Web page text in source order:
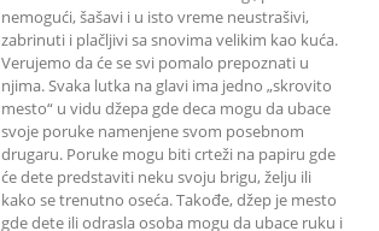
nemogući, šašavi i u isto vreme neustrašivi,
zabrinuti i plačljivi sa snovima velikim kao kuća.
Verujemo da će se svi pomalo prepoznati u
njima. Svaka lutka na glavi ima jedno „skrovito
mesto“ u vidu džepa gde deca mogu da ubace
svoje poruke namenjene svom posebnom
drugaru. Poruke mogu biti crteži na papiru gde
će dete predstaviti neku svoju brigu, želju ili
kako se trenutno oseća. Takođe, džep je mesto
gde dete ili odrasla osoba mogu da ubace ruku i